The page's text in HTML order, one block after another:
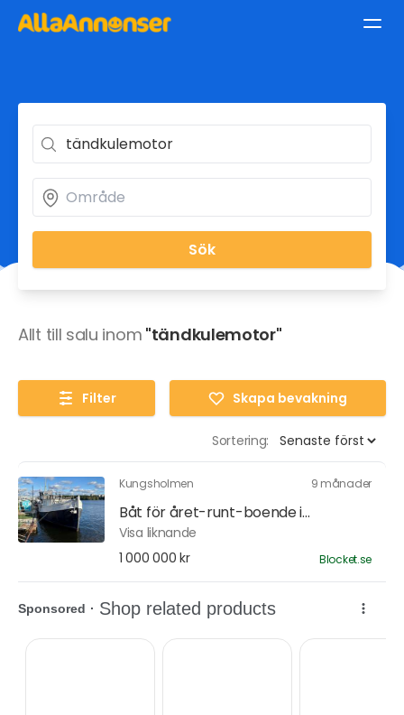
Sök
Allt till salu inom "tändkulemotor"
Filter Skapa bevakning
Sortering:
Kungsholmen 9 månader
Båt för året-runt-boende i...
Visa liknande
1 000 000 kr
Blocket.se